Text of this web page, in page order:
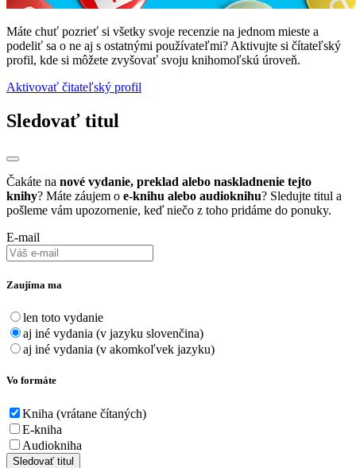
Máte chuť pozrieť si všetky svoje recenzie na jednom mieste a
podeliť sa o ne aj s ostatnými používateľmi? Aktivujte si čítateľský
profil, kde si môžete zvyšovať svoju knihomoľskú úroveň.
Aktivovať čitateľský profil
Sledovať titul
Čakáte na nové vydanie, preklad alebo naskladnenie tejto
knihy? Máte záujem o e-knihu alebo audioknihu? Sledujte titul a
pošleme vám upozornenie, keď niečo z toho pridáme do ponuky.
E-mail
Zaujíma ma
len toto vydanie
aj iné vydania (v jazyku slovenčina)
aj iné vydania (v akomkoľvek jazyku)
Vo formáte
Kniha (vrátane čítaných)
E-kniha
Audiokniha
Sledovať titul